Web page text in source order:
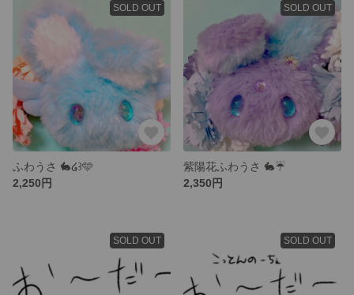
SOLD OUT
ふわうさ 🐇‎໒꒱🩵
2,250円
SOLD OUT
紫陽花ふわうさ 🐇‎☔️
2,350円
SOLD OUT SOLD OUT